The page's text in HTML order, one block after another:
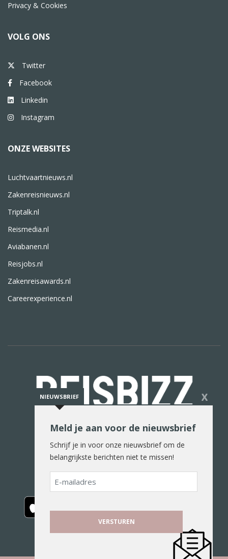
Privacy & Cookies
VOLG ONS
Twitter
Facebook
Linkedin
Instagram
ONZE WEBSITES
Luchtvaartnieuws.nl
Zakenreisnieuws.nl
Triptalk.nl
Reismedia.nl
Aviabanen.nl
Reisjobs.nl
Zakenreisawards.nl
Careerexperience.nl
De reiswereld in woord en beeld
NIEUWSBRIEF X
Meld je aan voor de nieuwsbrief
Schrijf je in voor onze nieuwsbrief om de
belangrijkste berichten niet te missen!
E-
mailadres